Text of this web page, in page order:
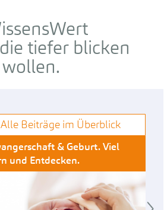
tiefer blicken
wollen.
Beiträge im Überblick
& Geburt. Viel
und Entdecken.